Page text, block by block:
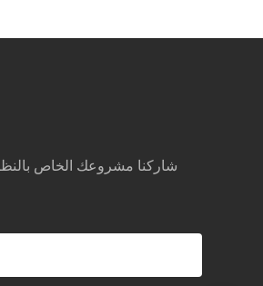
شاركنا مشروعك الخاص